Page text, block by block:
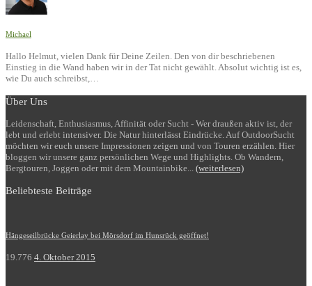
Michael
Hallo Helmut, vielen Dank für Deine Zeilen. Den von dir beschriebenen
Einstieg in die Wand haben wir in der Tat nicht gewählt. Absolut wichtig ist es,
wie Du auch schreibst,…
Über Uns
Leidenschaft, Enthusiasmus, Affinität oder Sucht - Wer draußen aktiv ist, der
lebt und erlebt intensiver. Die Natur hinterlässt Eindrücke. Auf OutdoorSucht
möchten wir euch unsere Impressionen zeigen und von Touren erzählen. Hier
bloggen wir unsere ganz persönlichen Wege und Highlights. Ob Wandern,
Bergtouren, Joggen oder mit dem Mountainbike... (weiterlesen)
Beliebteste Beiträge
Hängeseilbrücke Geierlay bei Mörsdorf im Hunsrück geöffnet!
19.776 4. Oktober 2015